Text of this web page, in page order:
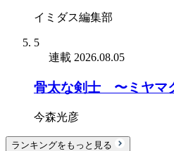
イミダス編集部
5
連載 2026.08.05
骨太な剣士 〜ミヤマ
今森光彦
ランキングをもっと見る